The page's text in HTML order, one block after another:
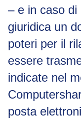
– e in caso di
giuridica un
poteri per il
essere
indicate nel
posta